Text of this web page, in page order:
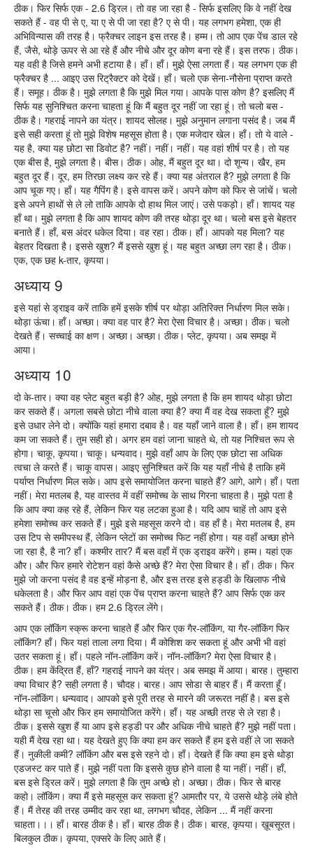
ठीक। फिर सिर्फ एक - 2.6 ड्रिल। तो वह जा रहा है - सिर्फ इसलिए कि वे नहीं देख
सकते हैं - वह पी से ए, या ए से पी जा रहा है? ए से पी। यह लगभग हमेशा, एक ही
अभिविन्यास की तरह है। फ्रैक्चर लाइन इस तरह है। हम्म। तो आप एक पेंच डाल रहे
हैं, जैसे, थोड़े ऊपर से आ रहे हैं और नीचे और दूर कोण बना रहे हैं। इस तरफ। ठीक।
यह वही है जिसे हमने अभी हटाया है। हाँ। हाँ। मुझे ऐसा लगता हैं। यह लगभग एक ही
फ्रैक्चर है ... आइए उस रिट्रैक्टर को देखें। हाँ। चलो एक सेना-नौसेना प्राप्त करते
हैं। समूह। ठीक है। मुझे लगता है कि मुझे मिल गया। आपके पास कोण है? इसलिए मैं
सिर्फ यह सुनिश्चित करना चाहता हूं कि मैं बहुत दूर नहीं जा रहा हूं। तो चलो बस -
ठीक है। गहराई नापने का यंत्र। शायद सोलह। मुझे अनुमान लगाना पसंद है। जब मैं
इसे सही करता हूं तो मुझे विशेष महसूस होता है। एक मजेदार खेल। हाँ। तो ये वाले -
यह है, क्या यह छोटा सा डिवोट है? नहीं। नहीं। नहीं। यह वहां शीर्ष पर है। तो यह
एक बीस है, मुझे लगता है। बीस। ठीक। ओह, मैं बहुत दूर था। दो शून्य। खैर, हम
बहुत दूर हैं। दूर, हम तिरछा लक्ष्य कर रहे हैं। क्या यह अंतराल है? मुझे लगता है कि
आप चूक गए। हाँ। यह गैपिंग है। इसे वापस करें। अपने कोण को फिर से जांचें। चलो
इसे अपने हाथों से ले लो ताकि आपके दो हाथ मिल जाएं। उसे पकड़ो। हाँ। शायद यह
हाँ था। मुझे लगता है कि आप शायद कोण की तरह थोड़ा दूर था। चलो बस इसे बेहतर
बनाते हैं। हाँ, बस अंदर धकेल दिया। वह रहा। ठीक। हाँ। आपको यह मिला? यह
बेहतर दिखता है। इससे खुश? मैं इससे खुश हूं। यह बहुत अच्छा लग रहा है। ठीक।
एक, एक छह k-तार, कृपया।
अध्याय 9
इसे यहां से ड्राइव करें ताकि हमें इसके शीर्ष पर थोड़ा अतिरिक्त निर्धारण मिल सके।
थोड़ा ऊंचा। हाँ। अच्छा। क्या वह पार है? मेरा ऐसा विचार है। अच्छा। ठीक। चलो
देखते हैं। सच्चाई का क्षण। अच्छा। अच्छा। ठीक। प्लेट, कृपया। अब समझ में
आया।
अध्याय 10
दो के-तार। क्या वह प्लेट बहुत बड़ी है? ओह, मुझे लगता है कि हम शायद थोड़ा छोटा
कर सकते हैं। अगला सबसे छोटा नीचे वाला क्या है? क्या मैं वह देख सकता हूँ? मुझे
इसे उधार लेने दो। क्योंकि यहां हमारा दबाव है। वह यहाँ जाने वाला है। हाँ। हम शायद
कम जा सकते हैं। तुम सही हो। अगर हम वहां जाना चाहते थे, तो यह निश्चित रूप से
होगा। चाकू, कृपया। चाकू। धन्यवाद। मुझे वहाँ आप के लिए एक छोटा सा अधिक
त्वचा ले करते हैं। चाकू वापस। आइए सुनिश्चित करें कि यह यहाँ नीचे है ताकि हमें
पर्याप्त निर्धारण मिल सके। आप इसे समायोजित करना चाहते हैं? आगे, आगे। हाँ। पता
नहीं। मेरा मतलब है, यह वास्तव में वहीं समोच्च के साथ गिरना चाहता है। मुझे पता है
कि आप क्या कह रहे हैं, लेकिन फिर यह लटका हुआ है। यदि आप चाहें तो आप इसे
हमेशा समोच्च कर सकते हैं। मुझे इसे महसूस करने दो। वह हाँ है। मेरा मतलब है, हम
उस टिप से समीपस्थ हैं, लेकिन प्लेटों का समोच्च फिट नहीं होगा। यह वहाँ अच्छा होने
जा रहा है, है ना? हाँ। कश्मीर तार? मैं बस वहाँ में एक ड्राइव करेंगे। हम्म। यहां एक
और। और फिर हमारे रोटेशन वहां कैसे अच्छे हैं? मेरा ऐसा विचार है। हाँ। ठीक। फिर
मुझे जो करना पसंद है वह इन्हें मोड़ना है, और इस तरह इसे हड्डी के खिलाफ नीचे
धकेलता है। और फिर आप वहां एक पेंच प्राप्त करना चाहते हैं? आप सिर्फ एक कर
सकते हैं। ठीक। ठीक। हम 2.6 ड्रिल लेंगे।
आप एक लॉकिंग स्क्रू करना चाहते हैं और फिर एक गैर-लॉकिंग, या गैर-लॉकिंग फिर
लॉकिंग? हाँ। फिर यहां ताला लगा दिया। मैं कोशिश कर सकता हूं और अभी भी वहां
उतर सकता हूं। हाँ। पहले नॉन-लॉकिंग करें। नॉन-लॉकिंग? मेरा ऐसा विचार है।
ठीक। हम केंद्रित हैं, हाँ? गहराई नापने का यंत्र। अब समझ में आया। बारह। तुम्हारा
क्या विचार है? सही लगता है। चौदह। बारह। आप सोडा से बाहर हैं। मैं करता हूँ।
नॉन-लॉकिंग। धन्यवाद। आपको इसे पूरी तरह से मारने की जरूरत नहीं है। बस इसे
थोड़ा सा चूसो और फिर हम समायोजित करेंगे। हाँ। यह अच्छी तरह से ले रहा है।
ठीक। इससे खुश हैं या आप इसे हड्डी पर और अधिक नीचे चाहते हैं? मुझे नहीं पता।
यही मैं देख रहा था। यह देखते हुए कि क्या हम कर सकते हैं हम इसे वहीं ले जा सकते
हैं। नुकीली कमी? लॉकिंग और बस इसे रहने दो। हाँ। देखते हैं कि क्या हम इसे थोड़ा
एडजस्ट कर पाते हैं। मुझे नहीं पता कि इससे कुछ होने वाला है या नहीं। नहीं। हाँ,
बस इसे ड्रिल करें। मुझे लगता है कि तुम अच्छे हो। अच्छा। ठीक। फिर से बारह
कहो। लॉकिंग। क्या मैं इसे महसूस कर सकता हूं? आमतौर पर, ये उससे थोड़े लंबे होते
हैं। मैं तेरह की तरह उम्मीद कर रहा था, लगभग चौदह, लेकिन ... मैं नहीं करना
चाहता।।। हाँ। बारह ठीक है। हाँ। बारह ठीक है। ठीक। बारह, कृपया। ख़ूबसूरत।
बिलकुल ठीक। कृपया, एक्सरे के लिए आते हैं।